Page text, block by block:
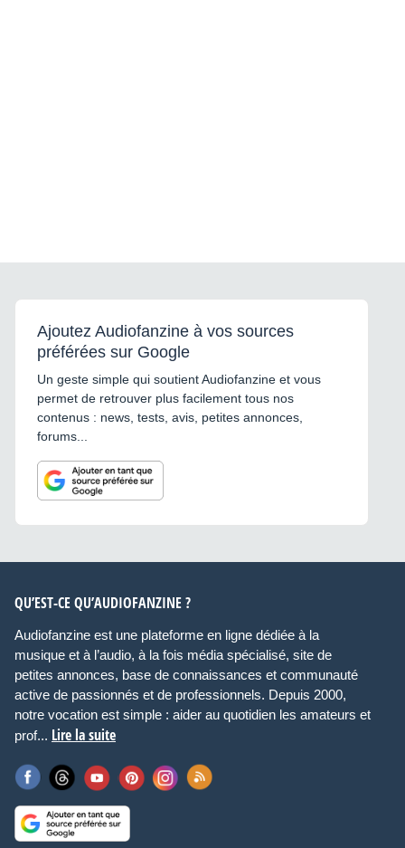
Ajoutez Audiofanzine à vos sources
préférées sur Google
Un geste simple qui soutient Audiofanzine et vous
permet de retrouver plus facilement tous nos
contenus : news, tests, avis, petites annonces,
forums...
QU’EST-CE QU’AUDIOFANZINE ?
Audiofanzine est une plateforme en ligne dédiée à la
musique et à l’audio, à la fois média spécialisé, site de
petites annonces, base de connaissances et communauté
active de passionnés et de professionnels. Depuis 2000,
notre vocation est simple : aider au quotidien les amateurs et
prof... Lire la suite